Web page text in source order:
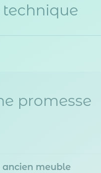
technique
promesse
ancien meuble